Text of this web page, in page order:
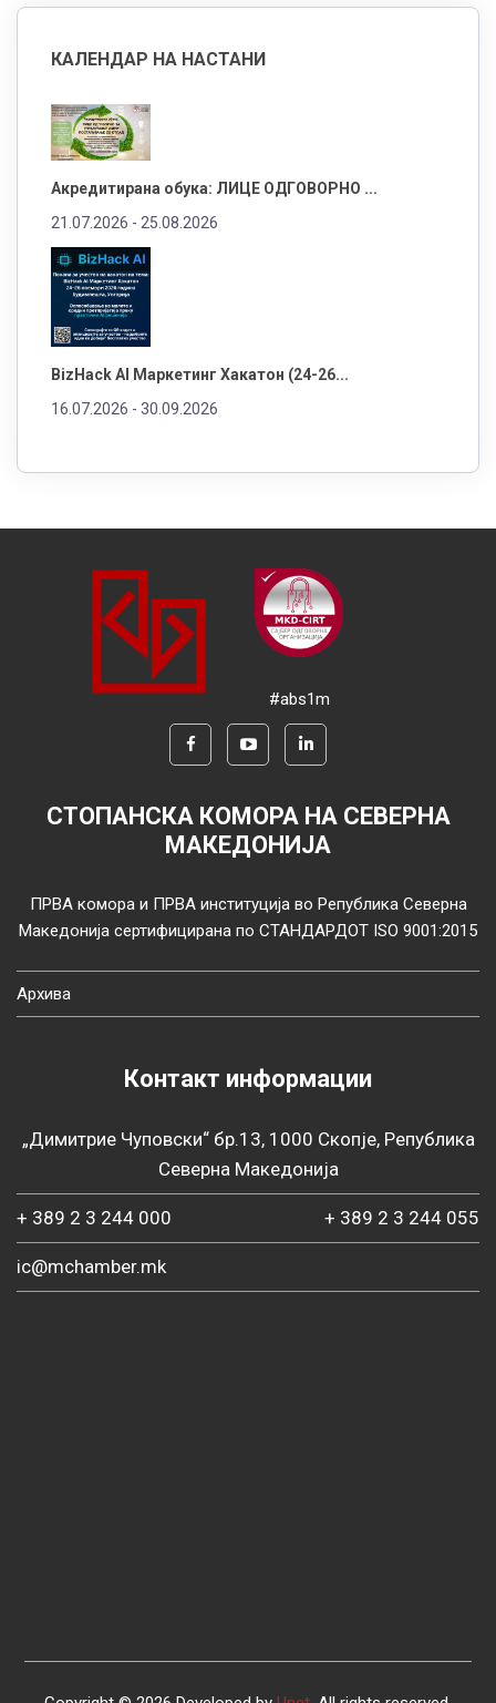
КАЛЕНДАР НА НАСТАНИ
Акредитирана обука: ЛИЦЕ ОДГОВОРНО ...
21.07.2026 - 25.08.2026
BizHack AI Маркетинг Хакатон (24-26...
16.07.2026 - 30.09.2026
#abs1m
СТОПАНСКА КОМОРА НА СЕВЕРНА
МАКЕДОНИЈА
ПРВА комора и ПРВА институција во Република Северна
Македонија сертифицирана по СТАНДАРДОТ ISO 9001:2015
Архива
Контакт информации
„Димитрие Чуповски“ бр.13, 1000 Скопје, Република
Северна Македонија
+ 389 2 3 244 000 + 389 2 3 244 055
ic@mchamber.mk